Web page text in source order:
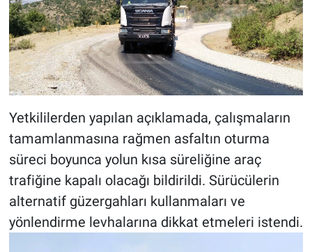
Yetkililerden yapılan açıklamada, çalışmaların
tamamlanmasına rağmen asfaltın oturma
süreci boyunca yolun kısa süreliğine araç
trafiğine kapalı olacağı bildirildi. Sürücülerin
alternatif güzergahları kullanmaları ve
yönlendirme levhalarına dikkat etmeleri istendi.